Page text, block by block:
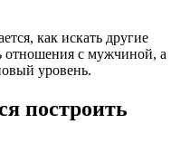
как искать другие
отношения с мужчиной, а
уровень.
построить